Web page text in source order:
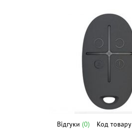
Відгуки (0) Код товару